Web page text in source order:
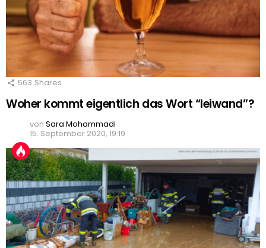
563 Shares
Woher kommt eigentlich das Wort “leiwand”?
von Sara Mohammadi
15. September 2020, 19:19